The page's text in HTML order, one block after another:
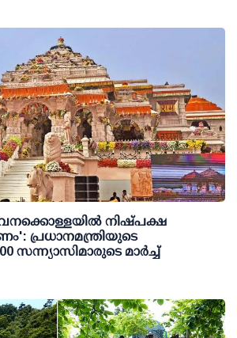
നിഷ്പക്ഷ
പ്രധാനമന്ത്രിയുടെ
സന്ന്യാസിമാരുടെ മാര്‍ച്ച്